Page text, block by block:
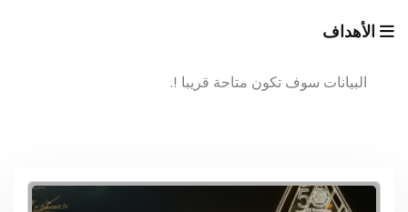
الأهداف
البيانات سوف تكون متاحة قريبا !.